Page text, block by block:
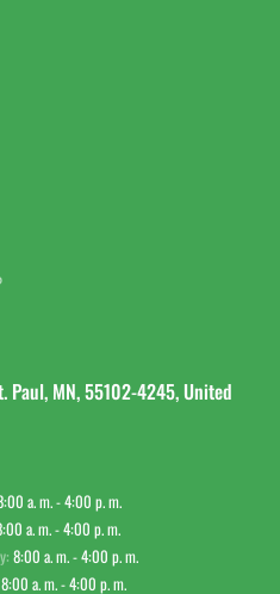
MN, 55102-4245, United
a. m. - 4:00 p. m.
a. m. - 4:00 p. m.
8:00 a. m. - 4:00 p. m.
8:00 a. m. - 4:00 p. m.